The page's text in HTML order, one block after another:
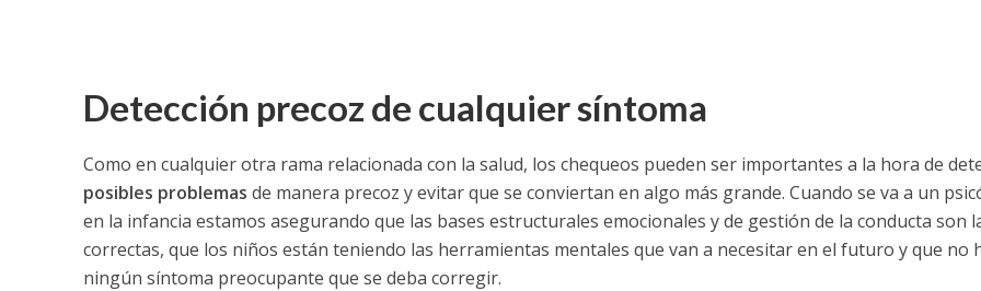
Detección precoz de cualquier síntoma
Como en cualquier otra rama relacionada con la salud, los chequeos pueden ser importantes a la hora de
posibles problemas de manera precoz y evitar que se conviertan en algo más grande. Cuando se va a un
en la infancia estamos asegurando que las bases estructurales emocionales y de gestión de la conducta son
correctas, que los niños están teniendo las herramientas mentales que van a necesitar en el futuro y que no
ningún síntoma preocupante que se deba corregir.